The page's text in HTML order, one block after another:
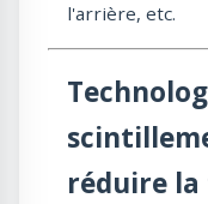
l'arrière, etc.
réduire